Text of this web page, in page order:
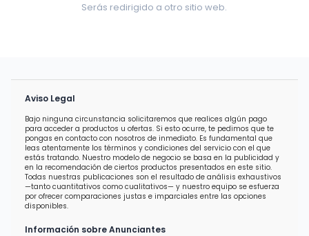
Serás redirigido a otro sitio web.
Aviso Legal
Bajo ninguna circunstancia solicitaremos que realices algún pago
para acceder a productos u ofertas. Si esto ocurre, te pedimos que te
pongas en contacto con nosotros de inmediato. Es fundamental que
leas atentamente los términos y condiciones del servicio con el que
estás tratando. Nuestro modelo de negocio se basa en la publicidad y
en la recomendación de ciertos productos presentados en este sitio.
Todas nuestras publicaciones son el resultado de análisis exhaustivos
—tanto cuantitativos como cualitativos— y nuestro equipo se esfuerza
por ofrecer comparaciones justas e imparciales entre las opciones
disponibles.
Información sobre Anunciantes